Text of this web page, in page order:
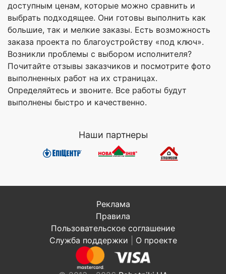
доступным ценам, которые можно сравнить и
выбрать подходящее. Они готовы выполнить как
большие, так и мелкие заказы. Есть возможность
заказа проекта по благоустройству «под ключ».
Возникли проблемы с выбором исполнителя?
Почитайте отзывы заказчиков и посмотрите фото
выполненных работ на их страницах.
Определяйтесь и звоните. Все работы будут
выполнены быстро и качественно.
Наши партнеры
Реклама
Правила
Пользовательское соглашение
Служба поддержки
О проекте